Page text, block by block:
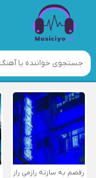
رقصم به سازته رازمی راز